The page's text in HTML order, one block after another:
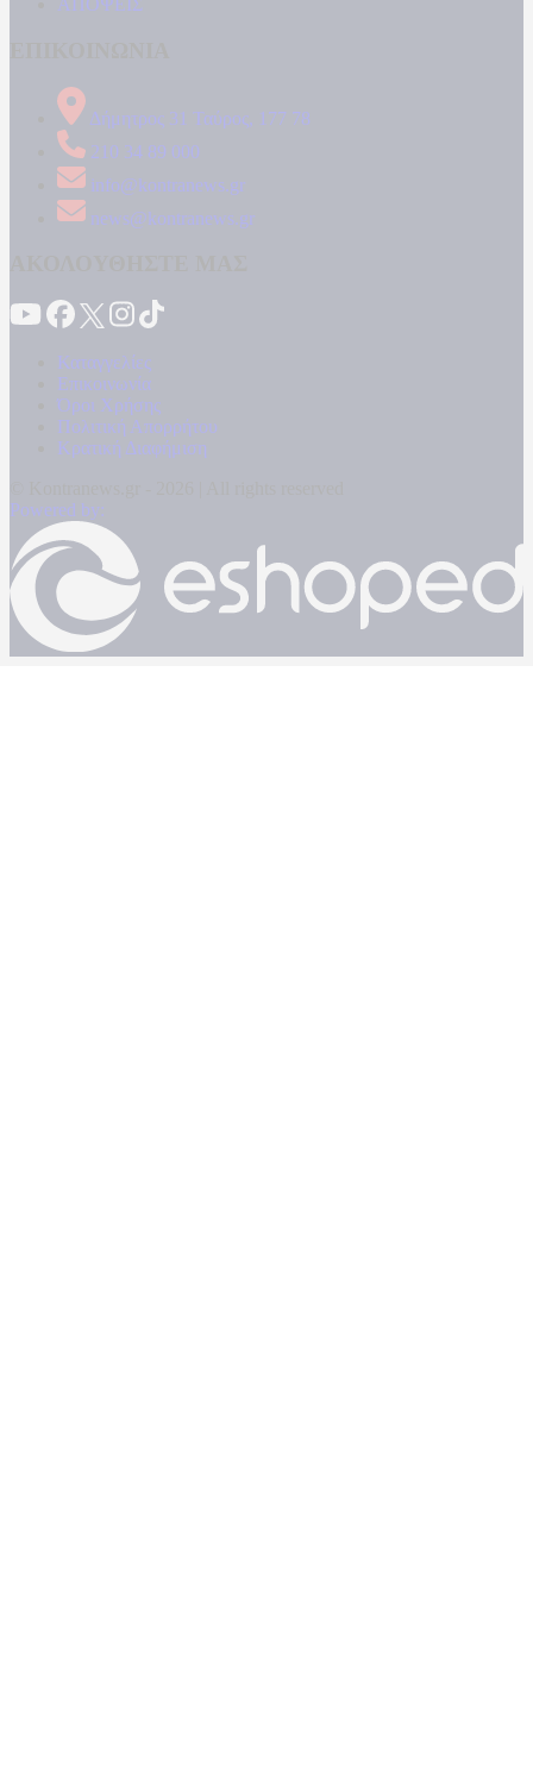
ΑΠΟΨΕΙΣ
Δήμητρος 31 Ταύρος, 177 78
210 34 89 000
info@kontranews.gr
news@kontranews.gr
Καταγγελίες
Επικοινωνία
Όροι Χρήσης
Πολιτική Απορρήτου
Κρατική Διαφήμιση
Powered by: